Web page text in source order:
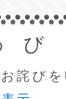
び
詫び